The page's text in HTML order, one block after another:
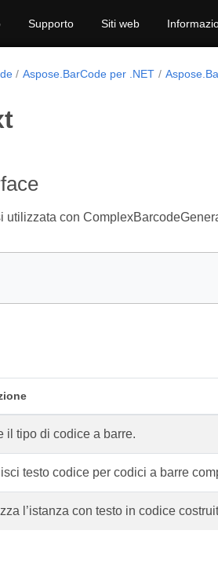
Supporto Siti web
Aspose.BarCode per .NET
utilizzata con
il tipo di codice a barre.
testo codice per codici a barre
l’istanza con testo in codice